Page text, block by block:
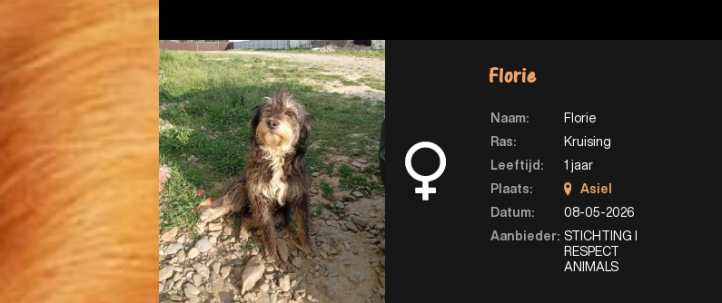
Florie
Naam:
Florie
Ras:
Kruising
Leeftijd:
1 jaar
Plaats:
Asiel
Datum:
08-05-2026
Aanbieder: STICHTING I
RESPECT
ANIMALS